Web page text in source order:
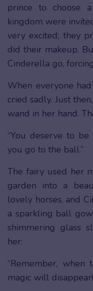
prince to choose
kingdom were
very excited; they
did their makeup.
Cinderella go,
When everyone
cried sadly. Just
wand in her hand.
“You deserve to
you go to the ball.”
The fairy used her
garden into a
lovely horses, and
a sparkling ball
shimmering glass
her:
“Remember,
magic will